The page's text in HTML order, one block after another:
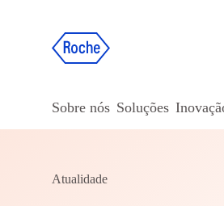
Sobre nós Soluções
Atualidade